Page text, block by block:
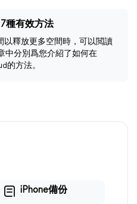
種有效方法
釋放更多空間時，可以閲讀
中分別爲您介紹了如何在
的方法。
iPhone備份